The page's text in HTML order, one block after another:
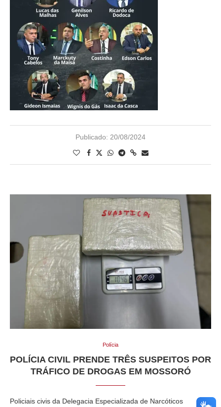
Publicado: 20/08/2024
Polícia
POLÍCIA CIVIL PRENDE TRÊS SUSPEITOS POR
TRÁFICO DE DROGAS EM MOSSORÓ
Policiais civis da Delegacia Especializada de Narcóticos